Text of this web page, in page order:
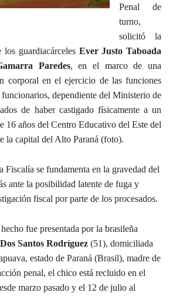
Penal de
turno,
solicitó la
guardiacárceles Ever Justo Taboada
Paredes, en el marco de una
corporal en el ejercicio de las funciones
dependiente del Ministerio de
de haber castigado físicamente a un
16 años del Centro Educativo del Este del
la capital del Alto Paraná (foto).
Fiscalía se fundamenta en la gravedad del
ante la posibilidad latente de fuga y
fiscal por parte de los procesados.
fue presentada por la brasileña
Santos Rodríguez (51), domiciliada
estado de Paraná (Brasil), madre de
penal, el chico está recluido en el
marzo pasado y el 12 de julio al